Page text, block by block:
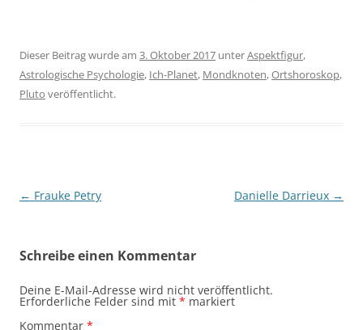
Dieser Beitrag wurde am 3. Oktober 2017 unterAspektfigur,
Astrologische Psychologie, Ich-Planet, Mondknoten,Ortshoroskop,
Pluto veröffentlicht.
Beitragsnavigation
← Frauke Petry Danielle Darrieux →
Schreibe einen Kommentar
Deine E-Mail-Adresse wird nicht veröffentlicht.
Erforderliche Felder sind mit * markiert
Kommentar *